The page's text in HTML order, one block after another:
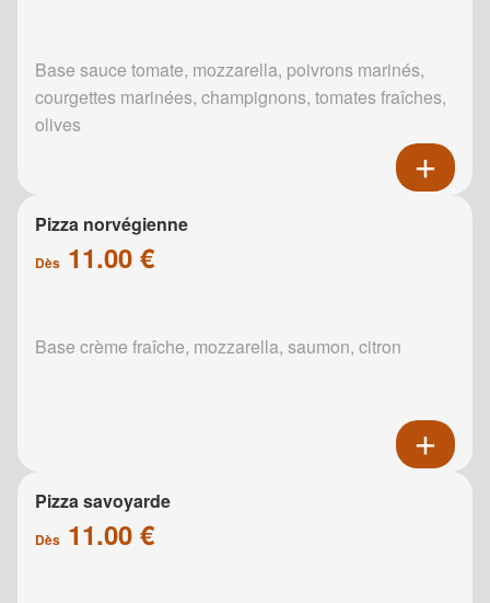
Base sauce tomate, mozzarella, poivrons marinés,
courgettes marinées, champignons, tomates fraîches,
olives
Pizza norvégienne
Dès 11.00 €
Base crème fraîche, mozzarella, saumon, citron
Pizza savoyarde
Dès 11.00 €